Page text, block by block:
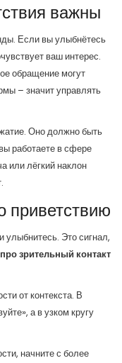
важны
Если вы улыбнётесь
ваш интерес.
обращение могут
– значит управлять
Оно должно быть
работаете в сфере
или лёгкий наклон
приветствию
улыбнитесь. Это сигнал,
зрительный контакт
от контекста. В
а в узком кругу
начните с более